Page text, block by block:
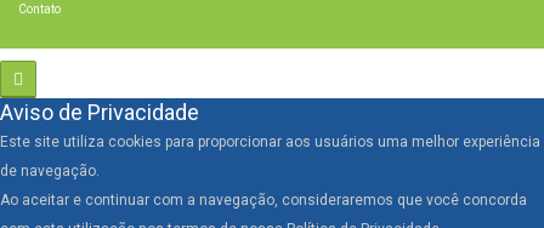
Contato
Aviso de Privacidade
Este site utiliza cookies para proporcionar aos usuários uma melhor experiência
de navegação.
Ao aceitar e continuar com a navegação, consideraremos que você concorda